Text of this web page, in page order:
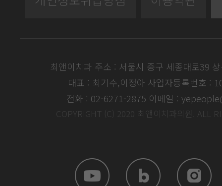
최앤이치과 주소 : 서울시 중구 세종대로39
대표 : 최기수,이정아 사업자등록번호 :
전화 : 02-6271-2875 이메일 :
COPYRIGHT (C) 2020 최앤이치과의원. ALL